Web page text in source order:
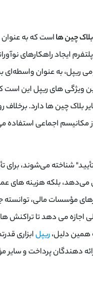
چین‌ هااست که به
ایجاد راهکارهای
ریپل، به عنوان
ویژگی ‌های ریپل این است
بلاک چین ‌ها دارد.
مکانیسم اجماعی
شناخته می‌شوند، برای
می‌دهد، بلکه هزینه‌ های
مؤسسات مالی،
اجازه می ‌دهد تا تراکنش
همین دلیل، ریپلابزاری
دهندگان پرداخت و سایر